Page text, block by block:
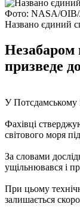
Фото: NASA/OIB/
Названо єдиний
Незабаром
призведе
У Потсдамському
Фахівці
світового моря
За словами
ущільнювався і
При цьому
залишається